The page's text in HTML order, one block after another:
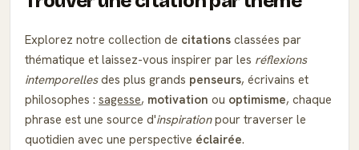
Explorez notre collection de citations classées par
thématique et laissez-vous inspirer par les réflexions
intemporellesdes plus grands penseurs, écrivains et
philosophes : sagesse, motivation ou optimisme, chaque
phrase est une source d'inspirationpour traverser le
quotidien avec une perspective éclairée.